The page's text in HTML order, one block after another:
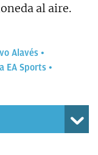
al aire.
Alavés
EA Sports